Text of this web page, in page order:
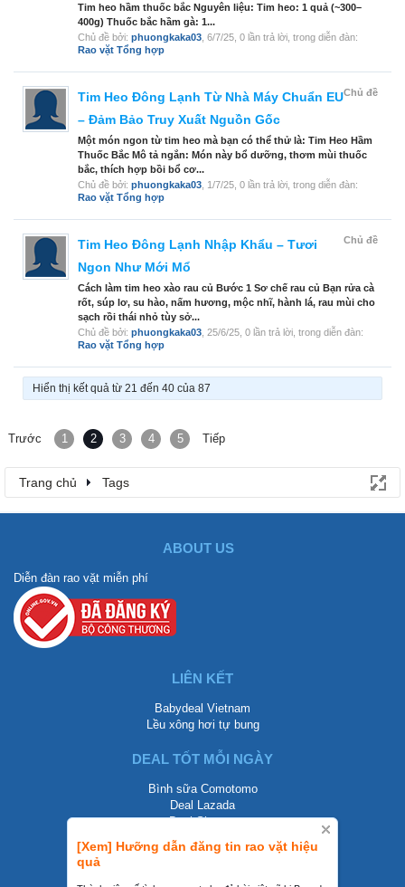
[Xem] Hưỡng dẫn đăng tin rao vặt hiệu
quả
Tim heo hầm thuốc bắc Nguyên liệu: Tim heo: 1 quả (~300–
400g) Thuốc bắc hầm gà: 1...
Chủ đề bởi: phuongkaka03 6/7/25 , 0 lần trả lời, trong diễn đàn:
Rao vặt Tổng hợp
Chủ đề
Tim Heo Đông Lạnh Từ Nhà Máy Chuẩn EU
– Đảm Bảo Truy Xuất Nguồn Gốc
Một món ngon từ tim heo mà bạn có thể thử là: Tim Heo Hầm
Thuốc Bắc Mô tả ngắn: Món này bổ dưỡng, thơm mùi thuốc
bắc, thích hợp bồi bổ cơ...
Chủ đề bởi: phuongkaka03 1/7/25 , 0 lần trả lời, trong diễn đàn:
Rao vặt Tổng hợp
Chủ đề
Tim Heo Đông Lạnh Nhập Khẩu – Tươi
Ngon Như Mới Mổ
Cách làm tim heo xào rau củ Bước 1 Sơ chế rau củ Bạn rửa cà
rốt, súp lơ, su hào, nấm hương, mộc nhĩ, hành lá, rau mùi cho
sạch rồi thái nhỏ tùy sở...
Chủ đề bởi: phuongkaka03 25/6/25 , 0 lần trả lời, trong diễn đàn:
Rao vặt Tổng hợp
Hiển thị kết quả từ 21 đến 40 của 87
Trước 1 2 3 4 5 Tiếp
Trang chủ Tags
ABOUT US
Diễn đàn rao vặt miễn phí
LIÊN KẾT
Babydeal Vietnam
Lều xông hơi tự bung
DEAL TỐT MỖI NGÀY
Bình sữa Comotomo
Deal Lazada
Deal Shopee
LIÊN HỆ